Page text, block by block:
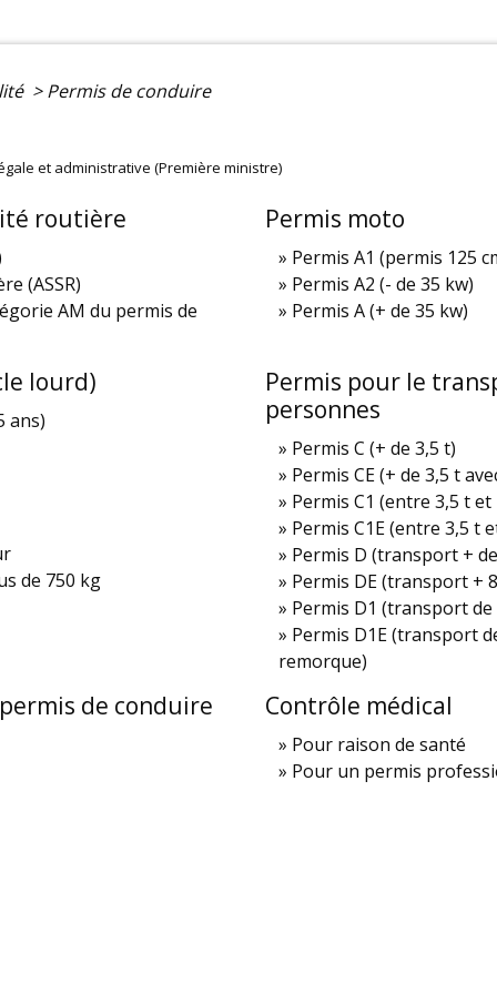
> Permis de conduire
et administrative (Première ministre)
routière
(ASSR)
AM du permis de
Permis moto
Permis A1 (permis 125
Permis A2 (- de 35 kw)
Permis A (+ de 35 kw)
lourd)
ans)
de 750 kg
Permis pour le
personnes
Permis C (+ de 3,5 t)
Permis CE (+ de 3,5 t
Permis C1 (entre 3,5 t et
Permis C1E (entre 3,5 t
Permis D (transport +
Permis DE (transport +
Permis D1 (transport
Permis D1E (transport
remorque)
de conduire Contrôle médical
Pour raison de santé
Pour un permis